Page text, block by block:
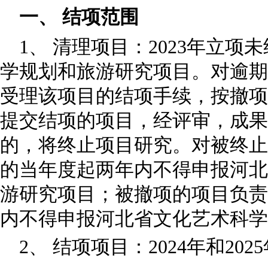
一、 结项范围
1、 清理项目：2023年立项
学规划和旅游研究项目。对逾
受理该项目的结项手续，按撤
提交结项的项目，经评审，成
的，将终止项目研究。对被终
的当年度起两年内不得申报河
游研究项目；被撤项的项目负
内不得申报河北省文化艺术科
2、 结项项目：2024年和